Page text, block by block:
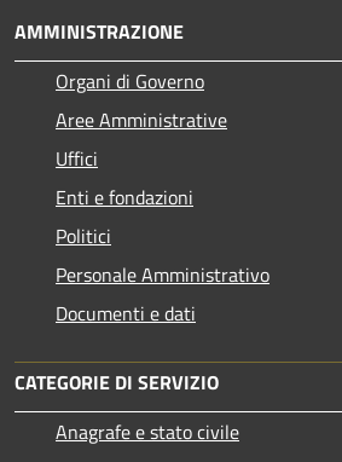
AMMINISTRAZIONE
Organi di Governo
Aree Amministrative
Uffici
Enti e fondazioni
Politici
Personale Amministrativo
Documenti e dati
CATEGORIE DI SERVIZIO
Anagrafe e stato civile